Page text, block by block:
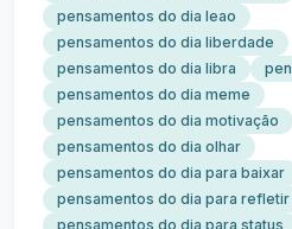
pensamentos do dia leao
pensamentos do dia liberdade
pensamentos do dia libra
pensamentos do dia meme
pensamentos do dia motivação
pensamentos do dia olhar
pensamentos do dia para baixar
pensamentos do dia para refletir
pensamentos do dia para status